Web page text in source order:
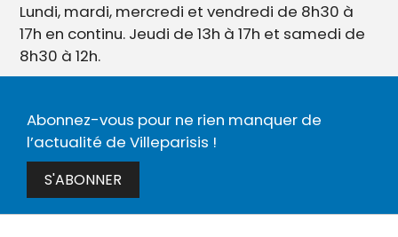
Lundi, mardi, mercredi et vendredi de 8h30 à
17h en continu. Jeudi de 13h à 17h et samedi de
8h30 à 12h.
Abonnez-vous pour ne rien manquer de
l’actualité de Villeparisis !
S'ABONNER